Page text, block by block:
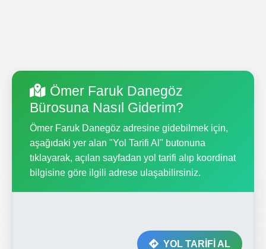
Ömer Faruk Danegöz
Bürosuna Nasıl Giderim?
Ömer Faruk Danegöz adresine gidebilmek için,
aşağıdaki yer alan "Yol Tarifi Al" butonuna
tıklayarak, açılan sayfadan yol tarifi alıp koordinat
bilgisine göre ilgili adrese ulaşabilirsiniz.
YOL TARİFİ AL